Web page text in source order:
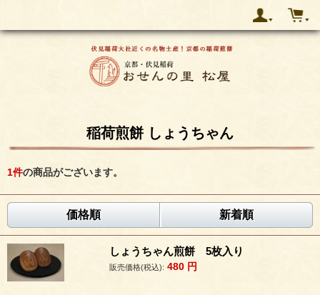
稲荷煎餅 しょうちゃん
1件の商品がございます。
価格順 新着順
しょうちゃん煎餅 5枚入り
販売価格(税込): 480 円